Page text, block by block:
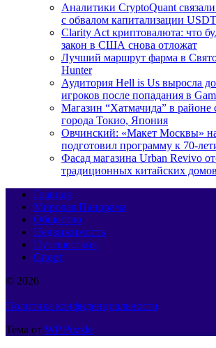
Аналитики CryptoQuant
с обвалом капитализации USDT
Clarity Act криптовалюта: что
закон в США снова отложат
Лучший маршрут фарма в
Hunter
Аудитория Hell is Us выросла
игроков после попадания в
Магазин “Хатмачида” в районе
города Токио, Япония
Овчинский: «Макет Москвы»
подготовил программу к 70-
Фасад магазина Urban Revivo
традиционных китайских домов
Главная
Мировая Панорама
Общество
Недвижимость
Путешествия
Спорт
© 2026
Политика конфиденциальности
Тема от WP Puzzle